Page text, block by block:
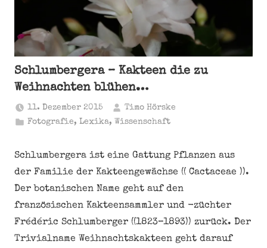
Schlumbergera – Kakteen die zu
Weihnachten blühen…
11. Dezember 2015
Timo Hörske
Fotografie,Lexika, Wissenschaft
Schlumbergera ist eine Gattung Pflanzen aus
der Familie der Kakteengewächse (( Cactaceae )).
Der botanischen Name geht auf den
französischen Kakteensammler und -züchter
Frédéric Schlumberger ((1823–1893)) zurück. Der
Trivialname Weihnachtskakteen geht darauf